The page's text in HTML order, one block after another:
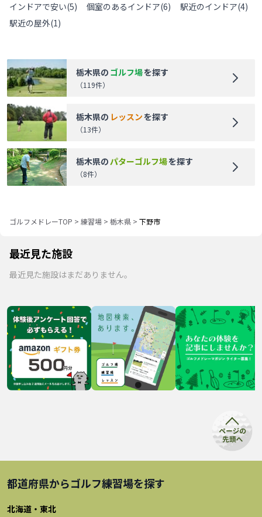
インドアで安い(5) 個室のあるインドア(6) 駅近のインドア(4)
駅近の屋外(1)
栃木県の ゴルフ場を探す
（119件）
栃木県の レッスンを探す
（13件）
栃木県のパターゴルフ場を探す
（8件）
ゴルフメドレーTOP > 練習場 > 栃木県 > 下野市
最近見た施設
最近見た施設はまだありません。
都道府県からゴルフ練習場を探す
北海道・東北